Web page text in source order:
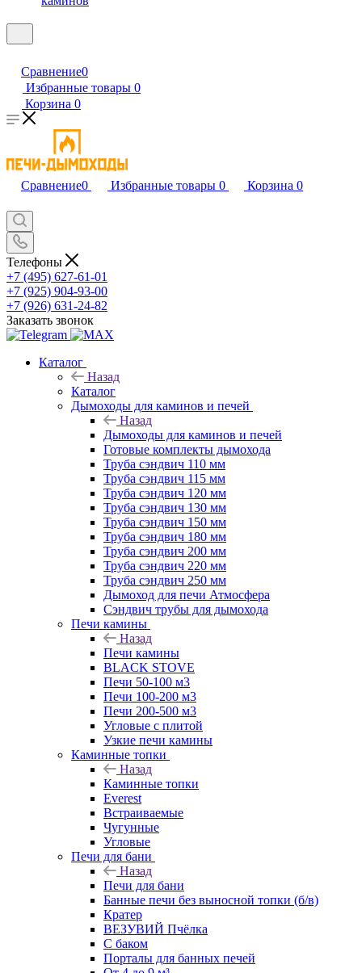
Сравнение0
Избранные товары 0
Корзина 0
Сравнение0 Избранные товары 0 Корзина 0
Телефоны
+7 (495) 627-61-01
+7 (925) 904-93-00
+7 (926) 631-24-82
Заказать звонок
Каталог
Назад
Каталог
Дымоходы для каминов и печей
Назад
Дымоходы для каминов и печей
Готовые комплекты дымохода
Труба сэндвич 110 мм
Труба сэндвич 115 мм
Труба сэндвич 120 мм
Труба сэндвич 130 мм
Труба сэндвич 150 мм
Труба сэндвич 180 мм
Труба сэндвич 200 мм
Труба сэндвич 220 мм
Труба сэндвич 250 мм
Дымоход для печи Атмосфера
Сэндвич трубы для дымохода
Печи камины
Назад
Печи камины
BLACK STOVE
Печи 50-100 м3
Печи 100-200 м3
Печи 200-500 м3
Угловые с плитой
Узкие печи камины
Каминные топки
Назад
Каминные топки
Everest
Встраиваемые
Чугунные
Угловые
Печи для бани
Назад
Печи для бани
Банные печи без выносной топки (б/в)
Кратер
ВЕЗУВИЙ Пчёлка
С баком
Порталы для банных печей